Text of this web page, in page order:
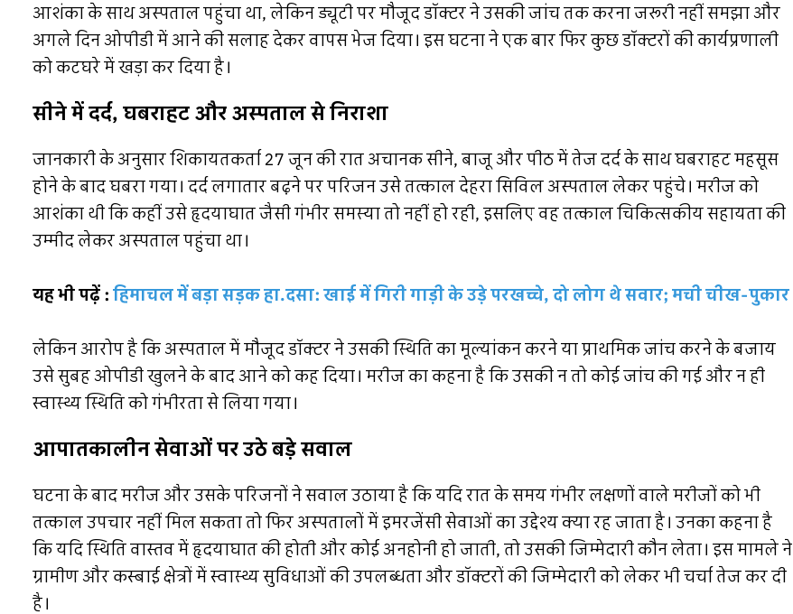
आशंका के साथ अस्पताल पहुंचा था, लेकिन ड्यूटी पर मौजूद डॉक्टर ने उसकी जांच तक करना जरूरी नहीं समझा और
अगले दिन ओपीडी में आने की सलाह देकर वापस भेज दिया। इस घटना ने एक बार फिर कुछ डॉक्टरों की कार्यप्रणाली
को कटघरे में खड़ा कर दिया है।
सीने में दर्द, घबराहट और अस्पताल से निराशा
जानकारी के अनुसार शिकायतकर्ता 27 जून की रात अचानक सीने, बाजू और पीठ में तेज दर्द के साथ घबराहट महसूस
होने के बाद घबरा गया। दर्द लगातार बढ़ने पर परिजन उसे तत्काल देहरा सिविल अस्पताल लेकर पहुंचे। मरीज को
आशंका थी कि कहीं उसे हृदयाघात जैसी गंभीर समस्या तो नहीं हो रही, इसलिए वह तत्काल चिकित्सकीय सहायता की
उम्मीद लेकर अस्पताल पहुंचा था।
यह भी पढ़ें :हिमाचल में बड़ा सड़क हा.दसा: खाई में गिरी गाड़ी के उड़े परखच्चे, दो लोग थे सवार; मची चीख-पुकार
लेकिन आरोप है कि अस्पताल में मौजूद डॉक्टर ने उसकी स्थिति का मूल्यांकन करने या प्राथमिक जांच करने के बजाय
उसे सुबह ओपीडी खुलने के बाद आने को कह दिया। मरीज का कहना है कि उसकी न तो कोई जांच की गई और न ही
स्वास्थ्य स्थिति को गंभीरता से लिया गया।
आपातकालीन सेवाओं पर उठे बड़े सवाल
घटना के बाद मरीज और उसके परिजनों ने सवाल उठाया है कि यदि रात के समय गंभीर लक्षणों वाले मरीजों को भी
तत्काल उपचार नहीं मिल सकता तो फिर अस्पतालों में इमरजेंसी सेवाओं का उद्देश्य क्या रह जाता है। उनका कहना है
कि यदि स्थिति वास्तव में हृदयाघात की होती और कोई अनहोनी हो जाती, तो उसकी जिम्मेदारी कौन लेता। इस मामले ने
ग्रामीण और कस्बाई क्षेत्रों में स्वास्थ्य सुविधाओं की उपलब्धता और डॉक्टरों की जिम्मेदारी को लेकर भी चर्चा तेज कर दी
है।